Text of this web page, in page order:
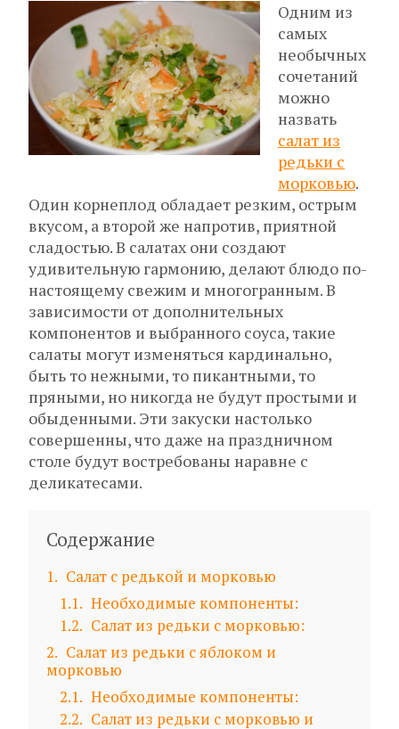
Одним из
самых
необычных
сочетаний
можно
назвать
салат из
редьки с
морковью.
Один корнеплод обладает резким, острым
вкусом, а второй же напротив, приятной
сладостью. В салатах они создают
удивительную гармонию, делают блюдо по-
настоящему свежим и многогранным. В
зависимости от дополнительных
компонентов и выбранного соуса, такие
салаты могут изменяться кардинально,
быть то нежными, то пикантными, то
пряными, но никогда не будут простыми и
обыденными. Эти закуски настолько
совершенны, что даже на праздничном
столе будут востребованы наравне с
деликатесами.
Содержание
1
Салат с редькой и морковью
1.1
Необходимые компоненты:
1.2
Салат из редьки с морковью:
2
Салат из редьки с яблоком и
морковью
2.1
Необходимые компоненты:
2.2
Салат из редьки с морковью и